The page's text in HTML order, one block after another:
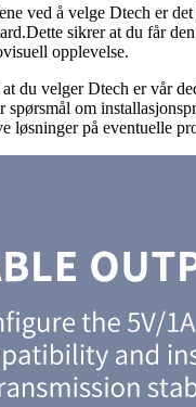
ved å velge Dtech er
sikrer at du får
opplevelse.
du velger Dtech er vår
spørsmål om
løsninger på eventuelle